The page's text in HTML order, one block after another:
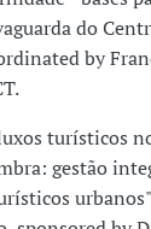
do
by
turísticos
gestão